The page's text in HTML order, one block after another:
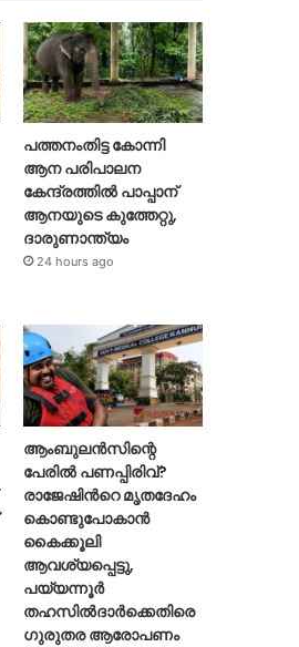
പത്തനംതിട്ട കോന്നി
ആന പരിപാലന
കേന്ദ്രത്തിൽ പാപ്പാന്
ആനയുടെ കുത്തേറ്റു,
ദാരുണാന്ത്യം
24 hours ago
ആംബുലൻസിന്റെ
പേരിൽ പണപ്പിരിവ്?
രാജേഷിന്‍റെ മൃതദേഹം
കൊണ്ടുപോകാൻ
കൈക്കൂലി
ആവശ്യപ്പെട്ടു,
പയ്യന്നൂർ
തഹസിൽദാർക്കെതിരെ
ഗുരുതര ആരോപണം